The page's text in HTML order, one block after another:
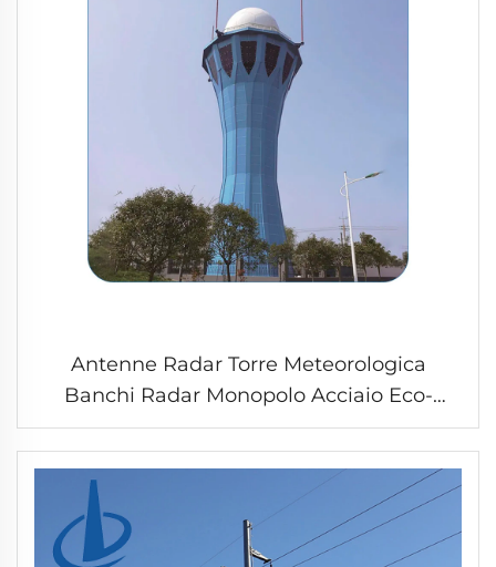
Antenne Radar Torre Meteorologica
Banchi Radar Monopolo Acciaio Eco-
Friendly Pilo Utility Scalabile Struttura a
Graticcio